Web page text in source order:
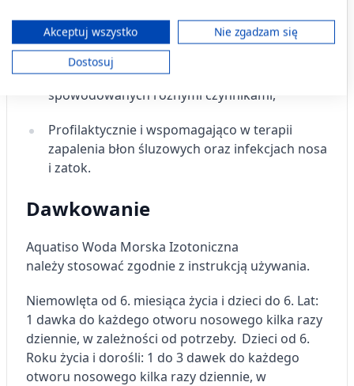
Zalegania wydzieliny i uczucia zatkanego
nosa,
Podrażnieniach i przekrwieniu błony śluzowej
spowodowanych różnymi czynnikami,
Profilaktycznie i wspomagająco w terapii
zapalenia błon śluzowych oraz infekcjach nosa
i zatok.
Dawkowanie
Aquatiso Woda Morska Izotoniczna
należystosować zgodnie z instrukcją używania.
Niemowlęta od 6. miesiąca życia i dzieci do 6. Lat:
1 dawka do każdego otworu nosowego kilka razy
dziennie, w zależności od potrzeby. Dzieci od 6.
Roku życia i dorośli: 1 do 3 dawek do każdego
otworu nosowego kilka razy dziennie, w
ograniczonych danych do wyboru treści.
Dane mogą być udostępniane poza Unię Europejską i wysyłane do USA.
Twoja zgoda i polityka cookie dotyczą wyłącznie tej witryny/aplikacji.
Wyświetl listę partnerów (11 dostawców IAB)
Przechowywanie informacji na urządzeniu
lub dostęp do nich
spersonalizowanych reklam
Wykorzystanie profili do wyboru
Tworzenie profili w celu personalizacji treści
Wykorzystywanie profili w celu doboru
spersonalizowanych treści
Akceptuj wszystko
Nie zgadzam się
Dostosuj